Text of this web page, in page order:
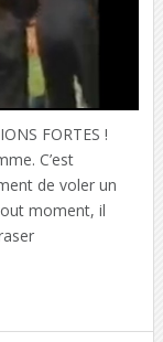
FORTES !
C’est
de voler un
moment, il